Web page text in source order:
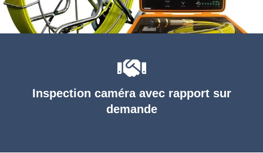
Inspection caméra avec rapport sur
demande